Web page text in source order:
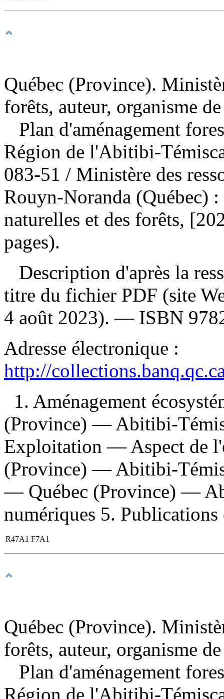
Québec (Province).
forêts, auteur, organisme
Plan d'aménagement
Région de l'Abitibi-
083-51 / Ministère des
Rouyn-Noranda (Québec)
naturelles et des forêts,
pages).
Description d'après la
titre du fichier PDF (site
4 août 2023). — ISBN
Adresse électronique :
http://
1. Aménagement
(Province) — Abitibi-
Exploitation — Aspect de
(Province) — Abitibi-
— Québec (Province) —
numériques 5.
R47A1 F7A1
Québec (Province).
forêts, auteur, organisme
Plan d'aménagement
Région de l'Abitibi-